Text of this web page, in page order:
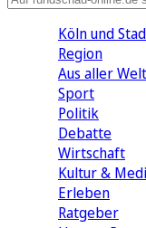
Köln und
Region
Aus aller Welt
Sport
Politik
Debatte
Wirtschaft
Kultur &
Erleben
Ratgeber